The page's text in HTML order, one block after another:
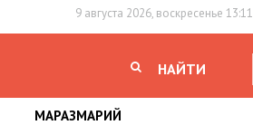
9 августа 2026, воскресенье 13:11
НАЙТИ
МАРАЗМАРИЙ